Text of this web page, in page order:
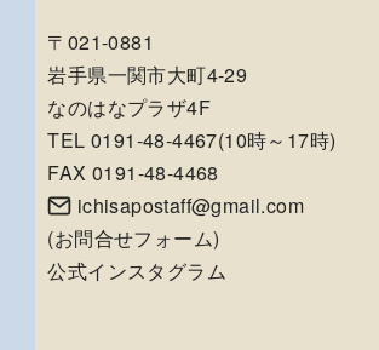
〒021-0881
岩手県一関市大町4-29
なのはなプラザ4F
TEL 0191-48-4467(10時～17時)
FAX 0191-48-4468
ichisapostaff@gmail.com
(お問合せフォーム)
公式インスタグラム